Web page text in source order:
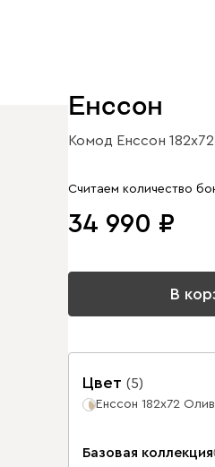
Енссон
Комод Енссон
Арт. 334312
Считаем количество
34 990
В
Цвет (5)
Енссон 182x72
Базовая коллекция